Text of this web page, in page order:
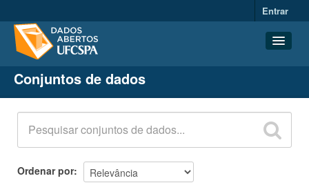
Entrar
Conjuntos de dados
Organizações
Grupos
Sobre
Conjuntos de dados
Ordenar por